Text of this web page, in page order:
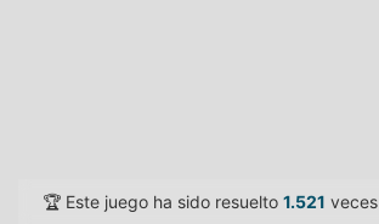
🏆 Este juego ha sido resuelto 1.521 veces